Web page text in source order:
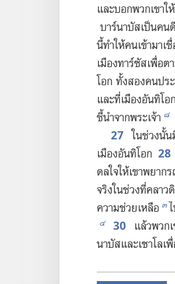
และ​บอก​พวก​เขา​
บาร์นาบัส​เป็น​คน​
นี้​ทำ​ให้​คน​เข้า​มา​เ
เมือง​ทาร์ซัส​เพื่อ​ต
โอก ทั้ง​สอง​คน​ป
และ​ที่​เมือง​อันทิโอ
ชี้​นำ​จาก​พระเจ้า ๘
27 ใน​ช่วง​นั้
เมือง​อันทิโอก 28
ดล​ใจ​ให้​เขา​พยาก
จริง​ใน​ช่วง​ที่​คลาว
ความ​ช่วยเหลือ ๓
๔ 30
แล้ว​พวก​
นาบัส​และ​เซาโล​เ